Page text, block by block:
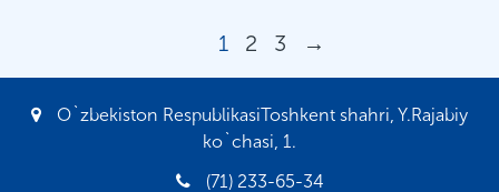
1 2 3 →
O`zbekiston RespublikasiToshkent shahri, Y.Rajabiy
ko`chasi, 1.
(71) 233-65-34